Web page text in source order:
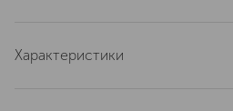
Характеристики